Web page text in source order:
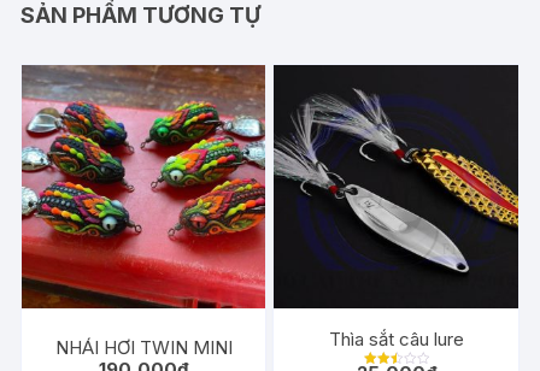
SẢN PHẨM TƯƠNG TỰ
NHÁI HƠI TWIN MINI
Thìa sắt câu lure